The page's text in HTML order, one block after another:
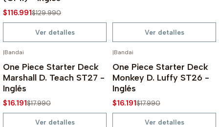
$116.991$129.990
Ver detalles Ver detalles
-10%
|Bandai
One Piece Starter Deck
Marshall D. Teach ST27 -
Inglés
$16.191$17.990
Ver detalles
-10%
|Bandai
One Piece Starter Deck
Monkey D. Luffy ST26 -
Inglés
$16.191$17.990
Ver detalles